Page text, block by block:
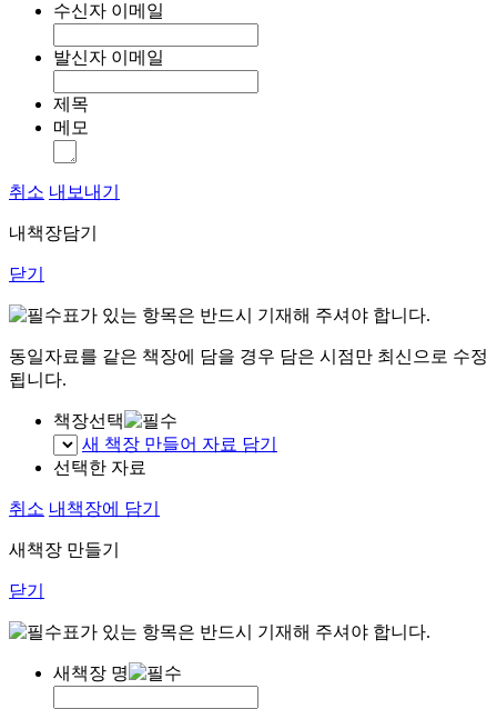
수신자 이메일
발신자 이메일
제목
메모
취소 내보내기
내책장담기
닫기
표가 있는 항목은 반드시 기재해 주셔야 합니다.
동일자료를 같은 책장에 담을 경우 담은 시점만 최신으로 수정
됩니다.
책장선택
새 책장 만들어 자료 담기
선택한 자료
취소 내책장에 담기
새책장 만들기
닫기
표가 있는 항목은 반드시 기재해 주셔야 합니다.
새책장 명